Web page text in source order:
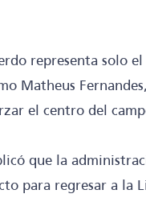
representa solo
Matheus
el centro del
que la
para regresar a la